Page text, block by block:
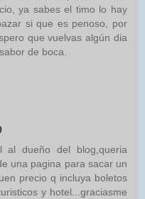
ya sabes el timo lo hay
si que es penoso, por
que vuelvas algún dia
de boca.
al dueño del blog,queria
una pagina para sacar un
precio q incluya boletos
y hotel...graciasme